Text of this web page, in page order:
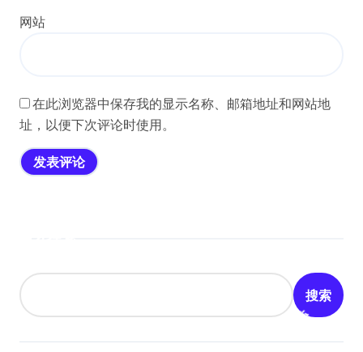
网站
在此浏览器中保存我的显示名称、邮箱地址和网站地
址，以便下次评论时使用。
搜索